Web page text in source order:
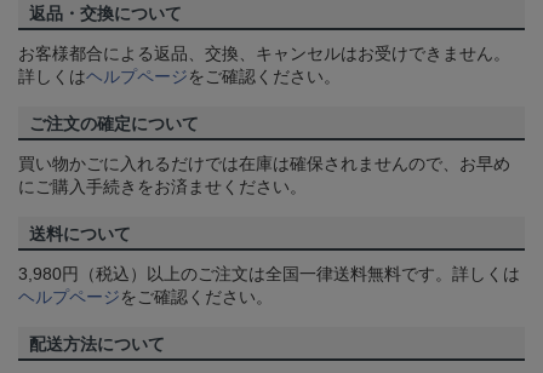
返品・交換について
お客様都合による返品、交換、キャンセルはお受けできません。
詳しくはヘルプページをご確認ください。
ご注文の確定について
買い物かごに入れるだけでは在庫は確保されませんので、お早め
にご購入手続きをお済ませください。
送料について
3,980円（税込）以上のご注文は全国一律送料無料です。詳しくは
ヘルプページをご確認ください。
配送方法について